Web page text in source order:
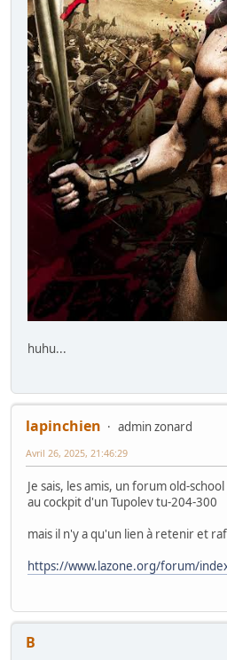
huhu...
lapinchien
admin zonard
Avril 26, 2025, 21:46:29
Je sais, les amis, un forum old-
au cockpit d'un Tupolev tu-204-300
mais il n'y a qu'un lien à retenir et
https://www.lazone.org/forum/
B